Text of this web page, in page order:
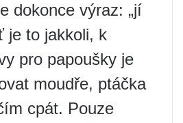
dokonce výraz: „jí
je to jakkoli, k
pro papoušky je
moudře, ptáčka
cpát. Pouze